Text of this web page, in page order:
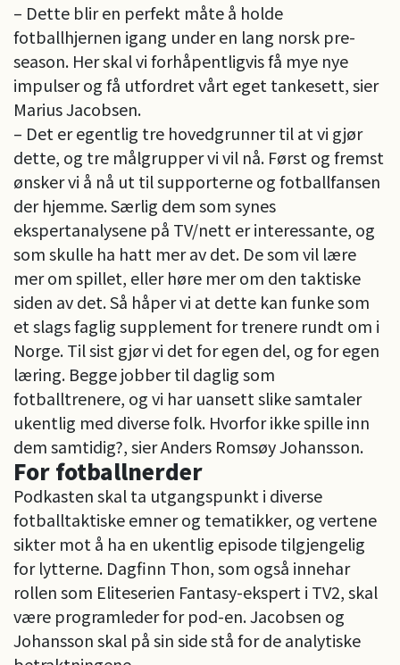
– Dette blir en perfekt måte å holde
fotballhjernen igang under en lang norsk pre-
season. Her skal vi forhåpentligvis få mye nye
impulser og få utfordret vårt eget tankesett, sier
Marius Jacobsen.
– Det er egentlig tre hovedgrunner til at vi gjør
dette, og tre målgrupper vi vil nå. Først og fremst
ønsker vi å nå ut til supporterne og fotballfansen
der hjemme. Særlig dem som synes
ekspertanalysene på TV/nett er interessante, og
som skulle ha hatt mer av det. De som vil lære
mer om spillet, eller høre mer om den taktiske
siden av det. Så håper vi at dette kan funke som
et slags faglig supplement for trenere rundt om i
Norge. Til sist gjør vi det for egen del, og for egen
læring. Begge jobber til daglig som
fotballtrenere, og vi har uansett slike samtaler
ukentlig med diverse folk. Hvorfor ikke spille inn
dem samtidig?, sier Anders Romsøy Johansson.
For fotballnerder
Podkasten skal ta utgangspunkt i diverse
fotballtaktiske emner og tematikker, og vertene
sikter mot å ha en ukentlig episode tilgjengelig
for lytterne. Dagfinn Thon, som også innehar
rollen som Eliteserien Fantasy-ekspert i TV2, skal
være programleder for pod-en. Jacobsen og
Johansson skal på sin side stå for de analytiske